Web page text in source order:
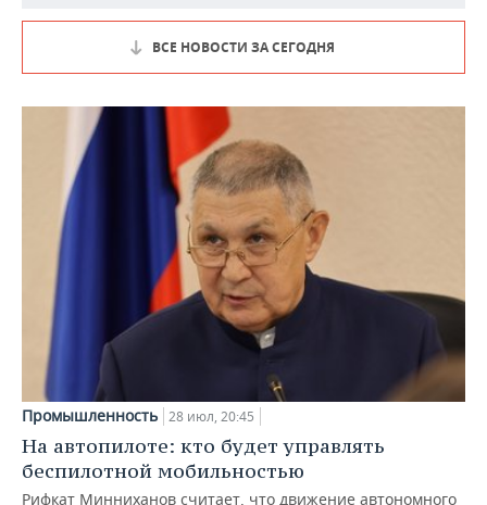
ВСЕ НОВОСТИ ЗА СЕГОДНЯ
Промышленность 28 июл, 20:45
На автопилоте: кто будет управлять
беспилотной мобильностью
Рифкат Минниханов считает, что движение автономного